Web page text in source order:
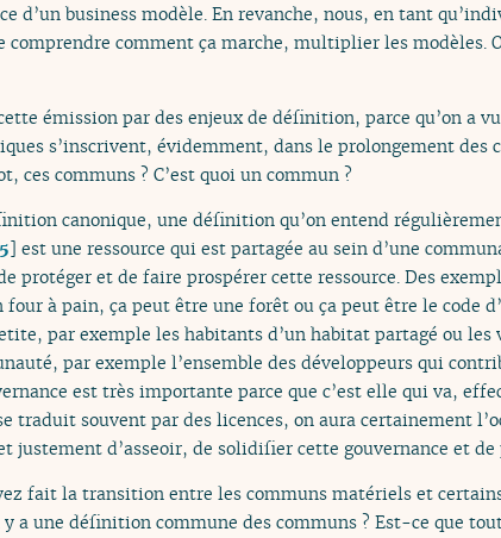
d’un business modèle. En revanche, nous, en tant
comprendre comment ça marche, multiplier les modèles.
émission par des enjeux de définition, parce qu’on a
s’inscrivent, évidemment, dans le prolongement des
ces communs ? C’est quoi un commun ?
canonique, une définition qu’on entend
5] est une ressource qui est partagée au sein d’une
protéger et de faire prospérer cette ressource. Des
à pain, ça peut être une forêt ou ça peut être le code
par exemple les habitants d’un habitat partagé ou les
par exemple l’ensemble des développeurs qui
est très importante parce que c’est elle qui va,
traduit souvent par des licences, on aura certainement
d’asseoir, de solidifier cette gouvernance et de
fait la transition entre les communs matériels et
a une définition commune des communs ? Est-ce que